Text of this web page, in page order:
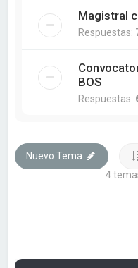
Magistral
Respuestas:
BOS
Respuestas:
Nuevo Tema
4